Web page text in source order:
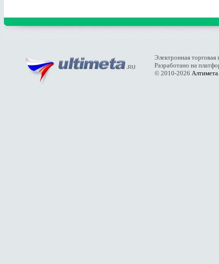
Электронная
Разработано на
© 2010-2026 Алтимета.